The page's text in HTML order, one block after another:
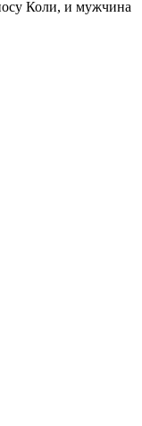
Коли, и мужчина